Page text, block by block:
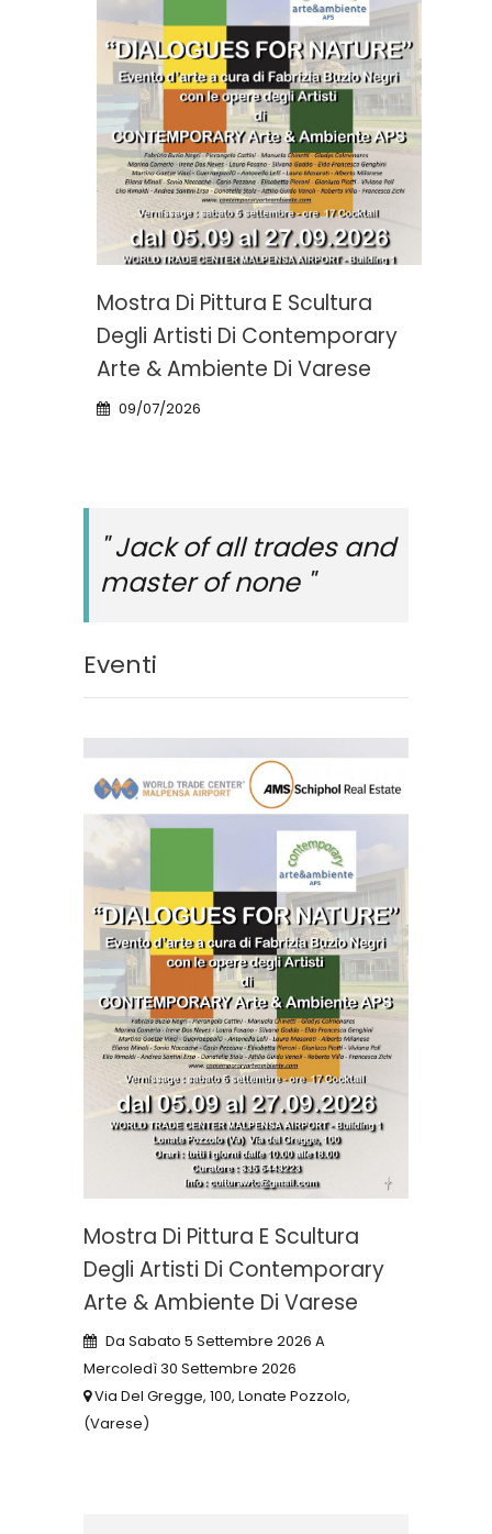
Mostra Di Pittura E Scultura
Degli Artisti Di Contemporary
Arte & Ambiente Di Varese
09/07/2026
" Jack of all trades and
master of none "
Eventi
Mostra Di Pittura E Scultura
Degli Artisti Di Contemporary
Arte & Ambiente Di Varese
Da Sabato 5 Settembre 2026 A
Mercoledì 30 Settembre 2026
Via Del Gregge, 100, Lonate Pozzolo,
(Varese)